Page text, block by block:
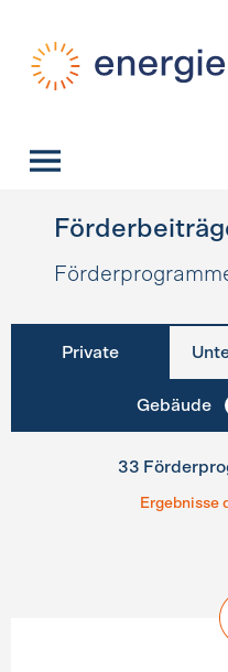
Private
Gebäude
33
Ergebnisse